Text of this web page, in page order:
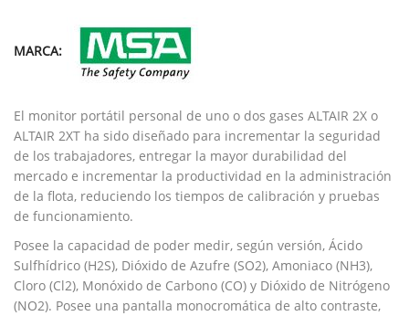
MARCA:
El monitor portátil personal de uno o dos gases ALTAIR 2X o
ALTAIR 2XT ha sido diseñado para incrementar la seguridad
de los trabajadores, entregar la mayor durabilidad del
mercado e incrementar la productividad en la administración
de la flota, reduciendo los tiempos de calibración y pruebas
de funcionamiento.
Posee la capacidad de poder medir, según versión, Ácido
Sulfhídrico (H2S), Dióxido de Azufre (SO2), Amoniaco (NH3),
Cloro (Cl2), Monóxido de Carbono (CO) y Dióxido de Nitrógeno
(NO2). Posee una pantalla monocromática de alto contraste,